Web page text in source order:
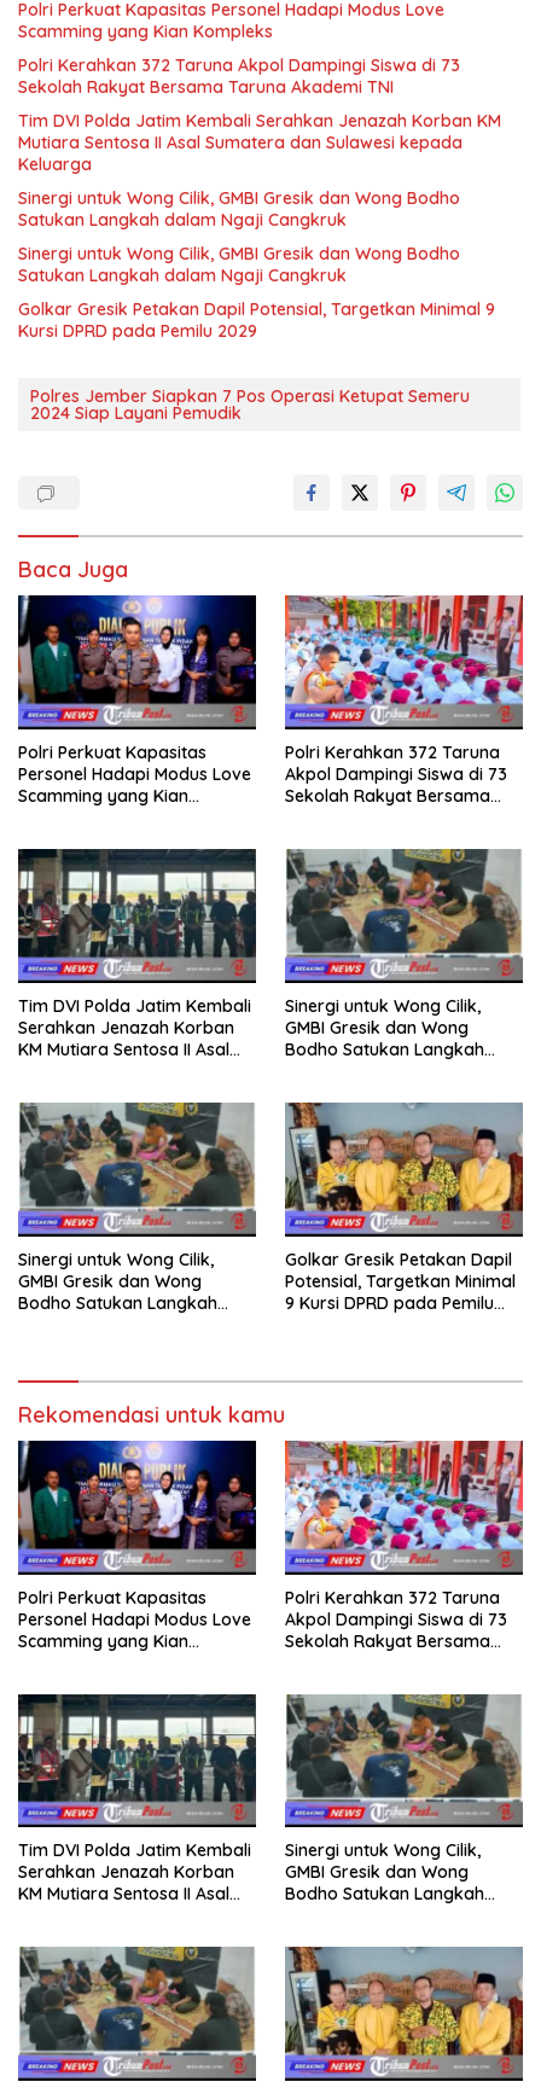
Polri Perkuat Kapasitas Personel Hadapi Modus Love
Scamming yang Kian Kompleks
Polri Kerahkan 372 Taruna Akpol Dampingi Siswa di 73
Sekolah Rakyat Bersama Taruna Akademi TNI
Tim DVI Polda Jatim Kembali Serahkan Jenazah Korban KM
Mutiara Sentosa II Asal Sumatera dan Sulawesi kepada
Keluarga
Sinergi untuk Wong Cilik, GMBI Gresik dan Wong Bodho
Satukan Langkah dalam Ngaji Cangkruk
Sinergi untuk Wong Cilik, GMBI Gresik dan Wong Bodho
Satukan Langkah dalam Ngaji Cangkruk
Golkar Gresik Petakan Dapil Potensial, Targetkan Minimal 9
Kursi DPRD pada Pemilu 2029
Polres Jember Siapkan 7 Pos Operasi Ketupat Semeru
2024 Siap Layani Pemudik
Baca Juga
Polri Perkuat Kapasitas
Personel Hadapi Modus Love
Scamming yang Kian
Polri Kerahkan 372 Taruna
Akpol Dampingi Siswa di 73
Sekolah Rakyat Bersama
Tim DVI Polda Jatim Kembali
Serahkan Jenazah Korban
KM Mutiara Sentosa II Asal
Sinergi untuk Wong Cilik,
GMBI Gresik dan Wong
Bodho Satukan Langkah
Sinergi untuk Wong Cilik,
GMBI Gresik dan Wong
Bodho Satukan Langkah
Golkar Gresik Petakan Dapil
Potensial, Targetkan Minimal
9 Kursi DPRD pada Pemilu
Rekomendasi untuk kamu
Polri Perkuat Kapasitas
Personel Hadapi Modus Love
Scamming yang Kian
Polri Kerahkan 372 Taruna
Akpol Dampingi Siswa di 73
Sekolah Rakyat Bersama
Tim DVI Polda Jatim Kembali
Serahkan Jenazah Korban
KM Mutiara Sentosa II Asal
Sinergi untuk Wong Cilik,
GMBI Gresik dan Wong
Bodho Satukan Langkah